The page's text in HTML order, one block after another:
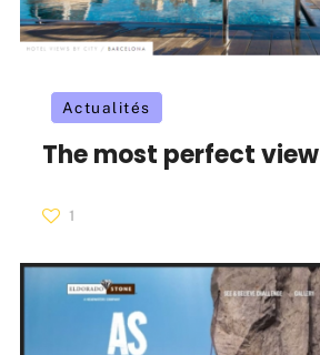
Actualités
The most perfect view
1